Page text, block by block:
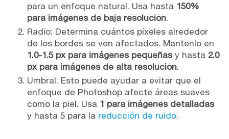
para un enfoque natural. Usa hasta 150%
para imágenes de baja resolución.
Radio: Determina cuántos píxeles alrededor
de los bordes se ven afectados. Mantenlo en
1.0-1.5 px para imágenes pequeñasy hasta 2.0
px para imágenes de alta resolución.
Umbral: Esto puede ayudar a evitar que el
enfoque de Photoshop afecte áreas suaves
como la piel. Usa 1 para imágenes detalladas
y hasta 5 para la reducción de ruido.